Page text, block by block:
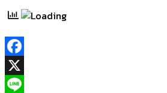
Facebook
X